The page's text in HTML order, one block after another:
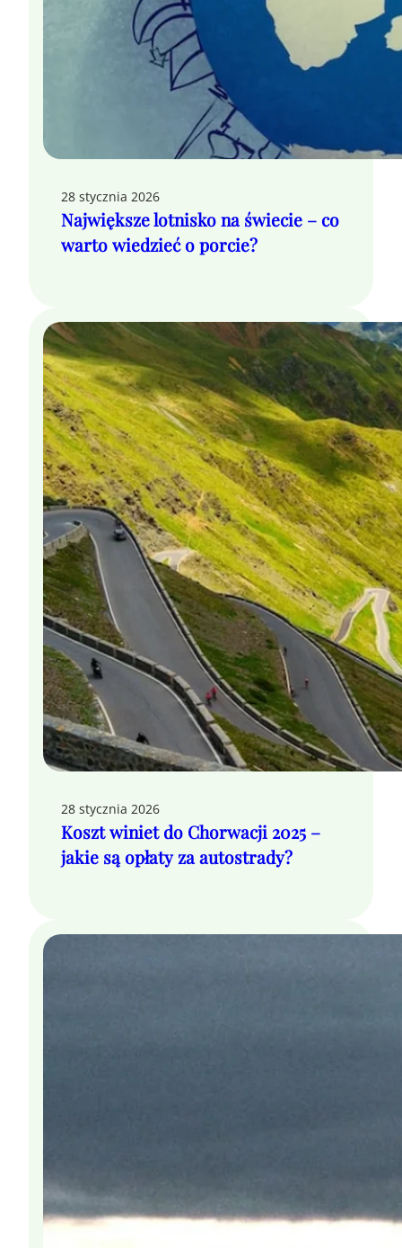
28 stycznia 2026
Największe lotnisko na świecie – co
warto wiedzieć o porcie?
28 stycznia 2026
Koszt winiet do Chorwacji 2025 –
jakie są opłaty za autostrady?